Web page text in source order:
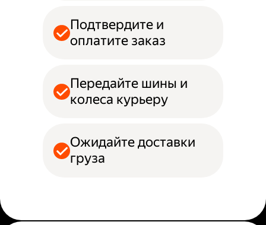
Подтвердите и
оплатите заказ
Передайте шины и
колеса курьеру
Ожидайте доставки
груза